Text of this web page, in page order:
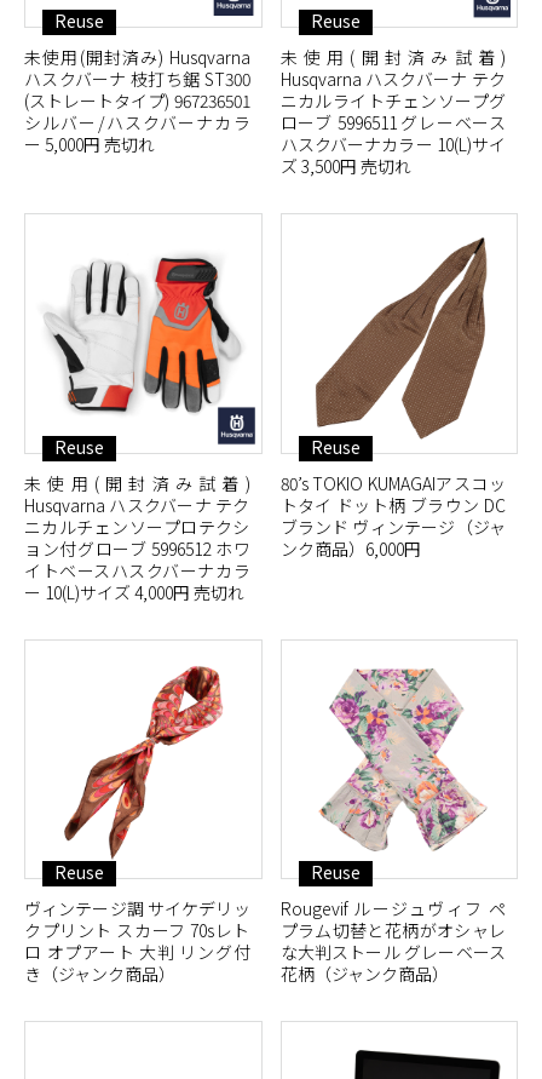
Reuse
未使用(開封済み) Husqvarna
ハスクバーナ 枝打ち鋸 ST300
(ストレートタイプ) 967236501
シルバー/ハスクバーナカラ
ー 5,000円 売切れ
Reuse
未使用(開封済み試着)
Husqvarna ハスクバーナ テク
ニカルライトチェンソープグ
ローブ 5996511 グレーベース
ハスクバーナカラー 10(L)サイ
ズ 3,500円 売切れ
Reuse
未使用(開封済み試着)
Husqvarna ハスクバーナ テク
ニカルチェンソープロテクシ
ョン付グローブ 5996512 ホワ
イトベースハスクバーナカラ
ー 10(L)サイズ 4,000円 売切れ
Reuse
80’s TOKIO KUMAGAIアスコッ
トタイ ドット柄 ブラウン DC
ブランド ヴィンテージ（ジャ
ンク商品）6,000円
Reuse
ヴィンテージ調 サイケデリッ
クプリント スカーフ 70sレト
ロ オプアート 大判 リング付
き（ジャンク商品）
Reuse
Rougevif ルージュヴィフ ペ
プラム切替と花柄がオシャレ
な大判ストール グレーベース
花柄（ジャンク商品）